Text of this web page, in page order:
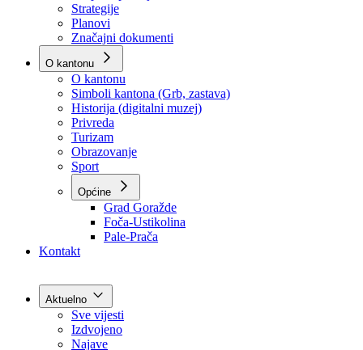
Poslovnik
Program rada Vlade
Ekspoze premijera
Strategije
Planovi
Značajni dokumenti
O kantonu
O kantonu
Simboli kantona (Grb, zastava)
Historija (digitalni muzej)
Privreda
Turizam
Obrazovanje
Sport
Općine
Kontakt
Aktuelno